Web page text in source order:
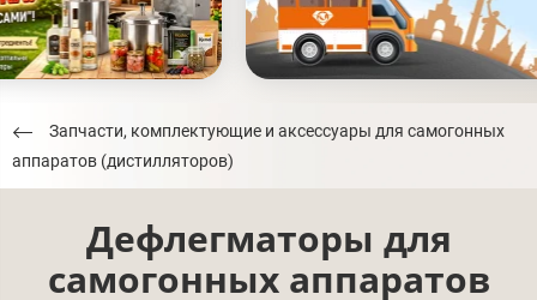
Запчасти, комплектующие и аксессуары для самогонных
аппаратов (дистилляторов)
Дефлегматоры для
самогонных аппаратов